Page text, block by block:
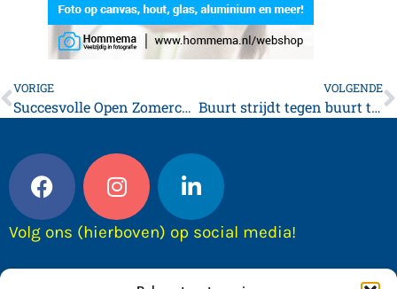
VORIGE
Succesvolle Open Zomercompetitie keert terug bij Biljartvereniging De Stins
VOLGENDE
Buurt strijdt tegen buurt tijdens unieke zachte bal kaatspartij in Franeker
Volg ons (hierboven) op social media!